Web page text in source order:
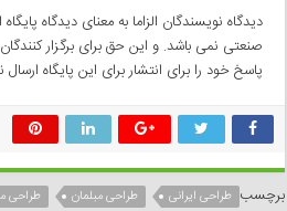
دیدگاه نویسندگان الزاما به معنای دیدگاه
صنعتی نمی باشد. و این حق برای برگزار
پاسخ خود را برای انتشار برای این پایگاه ارسال
برچسب طراحی ایرانی طراحی مبلمان طراحی